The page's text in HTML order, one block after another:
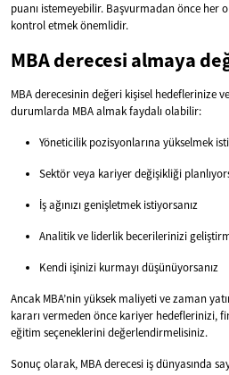
puanı istemeyebilir. Başvurmadan önce her
kontrol etmek önemlidir.
MBA derecesi almaya
MBA derecesinin değeri kişisel hedeflerinize
durumlarda MBA almak faydalı olabilir:
Yöneticilik pozisyonlarına yükselmek
Sektör veya kariyer değişikliği
İş ağınızı genişletmek istiyorsanız
Analitik ve liderlik becerilerinizi
Kendi işinizi kurmayı düşünüyorsanız
Ancak MBA’nin yüksek maliyeti ve zaman
kararı vermeden önce kariyer hedeflerinizi,
eğitim seçeneklerini değerlendirmelisiniz.
Sonuç olarak, MBA derecesi iş dünyasında